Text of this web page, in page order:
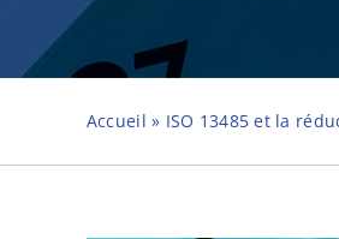
Accueil » ISO 13485 et la